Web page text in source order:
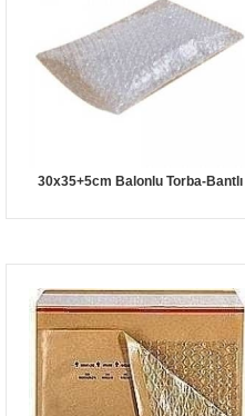
30x35+5cm Balonlu Torba-Bantlı